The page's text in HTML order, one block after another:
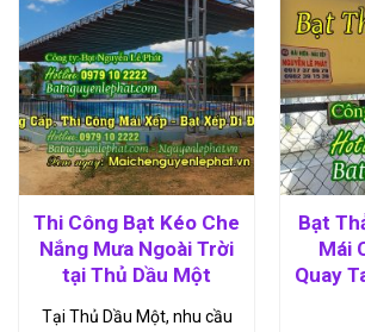
Thi Công Bạt Kéo Che
Nắng Mưa Ngoài Trời
tại Thủ Dầu Một
Tại Thủ Dầu Một, nhu cầu
Bạt
Mái
Quay